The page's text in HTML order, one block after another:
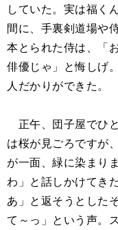
していた。実は福く
間に、手裏剣道場や
本とられた侍は、「
俳優じゃ」と悔しげ
人だかりができた。
正午、団子屋でひ
は桜が見ごろですが
が一面、緑に染まり
わ」と話しかけてき
あ」と返そうとした
て～っ」という声。